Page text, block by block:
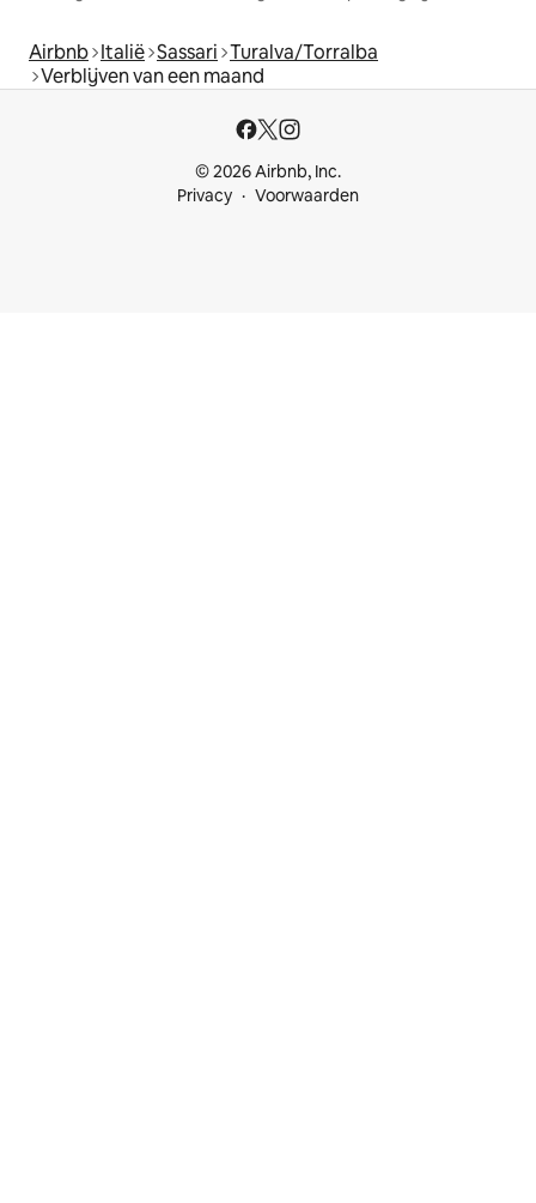
Airbnb Italië Sassari Turalva/Torralba
Verblijven van een maand
© 2026 Airbnb, Inc.
Privacy
Voorwaarden